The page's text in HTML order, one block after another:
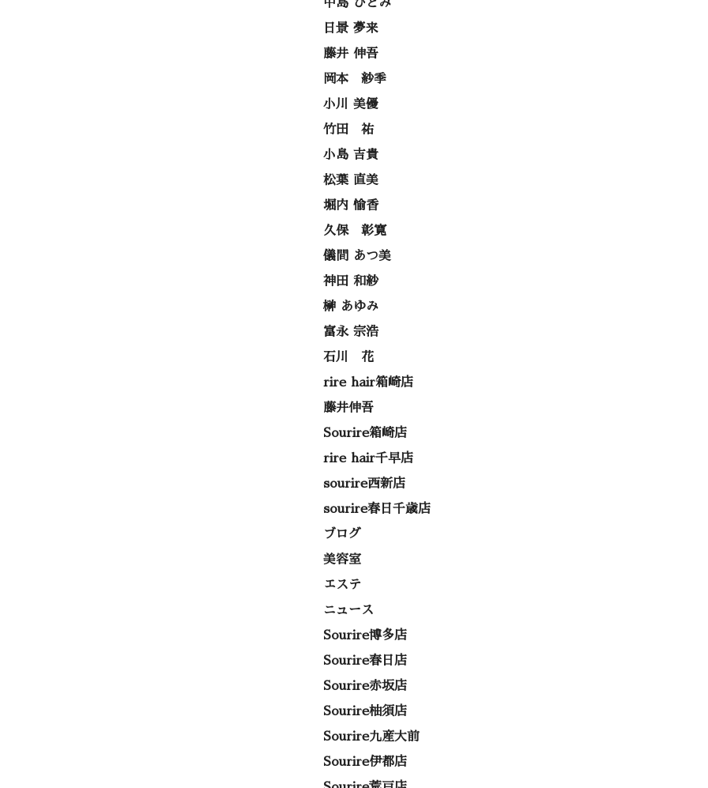
中島 ひとみ
日景 夢来
藤井 伸吾
岡本 紗季
小川 美優
竹田 祐
小島 吉貴
松葉 直美
堀内 愉香
久保 彰寛
儀間 あつ美
神田 和紗
榊 あゆみ
富永 宗浩
石川 花
rire hair箱崎店
藤井伸吾
Sourire箱崎店
rire hair千早店
sourire西新店
sourire春日千歳店
ブログ
美容室
エステ
ニュース
Sourire博多店
Sourire春日店
Sourire赤坂店
Sourire柚須店
Sourire九産大前
Sourire伊都店